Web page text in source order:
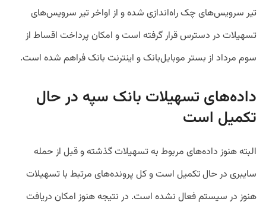
تیر سرویس‌های چک راه‌اندازی شده و از اواخر تیر سرویس‌های
تسهیلات در دسترس قرار گرفته است و امکان پرداخت اقساط از
سوم مرداد از بستر موبایل‌بانک و اینترنت بانک فراهم شده است.
داده‌های تسهیلات بانک سپه در حال
تکمیل است
البته هنوز داده‌های مربوط به تسهیلات گذشته و قبل از حمله
سایبری در حال تکمیل است و کل پرونده‌های مرتبط با تسهیلات
هنوز در سیستم فعال نشده است. در نتیجه هنوز امکان دریافت